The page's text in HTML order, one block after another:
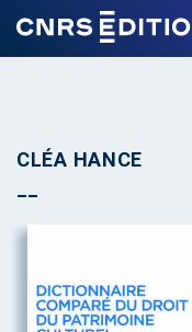
CLÉA HANCE